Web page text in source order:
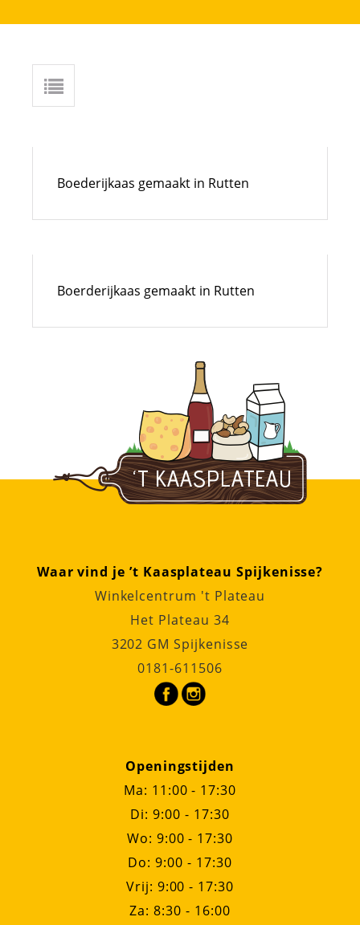
Boederijkaas gemaakt in Rutten
Boerderijkaas gemaakt in Rutten
Waar vind je ’t Kaasplateau Spijkenisse?
Winkelcentrum 't Plateau
Het Plateau 34
3202 GM Spijkenisse
0181-611506
Openingstijden
Ma: 11:00 - 17:30
Di: 9:00 - 17:30
Wo: 9:00 - 17:30
Do: 9:00 - 17:30
Vrij: 9:00 - 17:30
Za: 8:30 - 16:00